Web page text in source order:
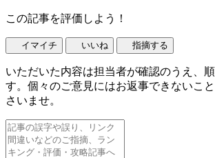
この記事を評価しよう！
イマイチ いいね 指摘する
いただいた内容は担当者が確認のうえ、
す。個々のご意見にはお返事できないこ
さいませ。